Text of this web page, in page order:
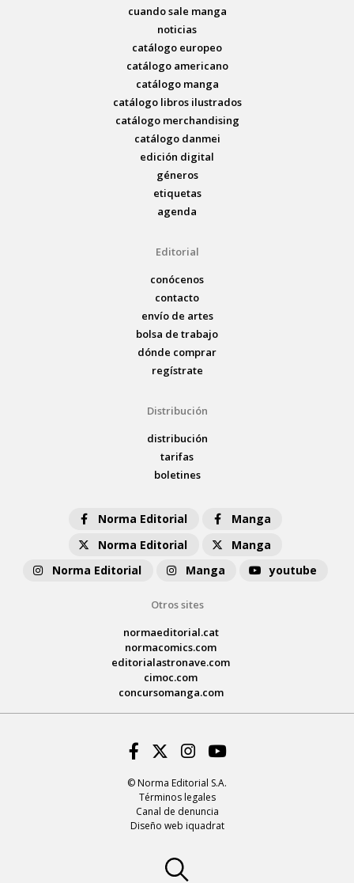
cuando sale manga
noticias
catálogo europeo
catálogo americano
catálogo manga
catálogo libros ilustrados
catálogo merchandising
catálogo danmei
edición digital
géneros
etiquetas
agenda
Editorial
conócenos
contacto
envío de artes
bolsa de trabajo
dónde comprar
regístrate
Distribución
distribución
tarifas
boletines
Norma Editorial
Manga
Norma Editorial
Manga
Norma Editorial
Manga youtube
Otros sites
normaeditorial.cat
normacomics.com
editorialastronave.com
cimoc.com
concursomanga.com
© Norma Editorial S.A.
Términos legales
Canal de denuncia
Diseño web iquadrat
Facebook
Twitter
Instagram
Youtube